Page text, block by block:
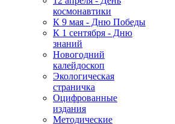
космонавтики
К 9 мая - Дню Победы
К 1 сентября - Дню
знаний
Новогодний
калейдоскоп
Экологическая
страничка
Оцифрованные
издания
Методические